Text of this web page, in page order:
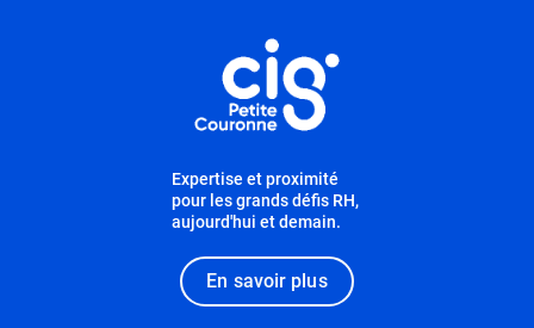
Expertise et proximité
pour les grands défis RH,
aujourd'hui et demain.
En savoir plus